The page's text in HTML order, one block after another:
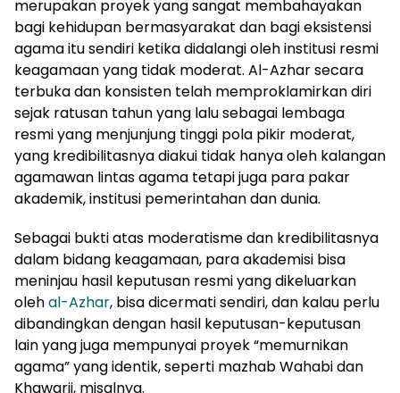
merupakan proyek yang sangat membahayakan
bagi kehidupan bermasyarakat dan bagi eksistensi
agama itu sendiri ketika didalangi oleh institusi resmi
keagamaan yang tidak moderat. Al-Azhar secara
terbuka dan konsisten telah memproklamirkan diri
sejak ratusan tahun yang lalu sebagai lembaga
resmi yang menjunjung tinggi pola pikir moderat,
yang kredibilitasnya diakui tidak hanya oleh kalangan
agamawan lintas agama tetapi juga para pakar
akademik, institusi pemerintahan dan dunia.
Sebagai bukti atas moderatisme dan kredibilitasnya
dalam bidang keagamaan, para akademisi bisa
meninjau hasil keputusan resmi yang dikeluarkan
olehal-Azhar, bisa dicermati sendiri, dan kalau perlu
dibandingkan dengan hasil keputusan-keputusan
lain yang juga mempunyai proyek “memurnikan
agama” yang identik, seperti mazhab Wahabi dan
Khawarij, misalnya.